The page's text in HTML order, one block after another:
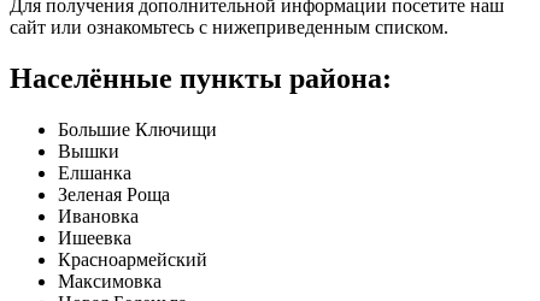
Для получения дополнительной информации посетите наш
сайт или ознакомьтесь с нижеприведенным списком.
Населённые пункты района:
Большие Ключищи
Вышки
Елшанка
Зеленая Роща
Ивановка
Ишеевка
Красноармейский
Максимовка